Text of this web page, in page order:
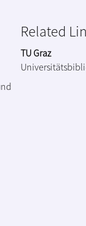
Related
TU Graz